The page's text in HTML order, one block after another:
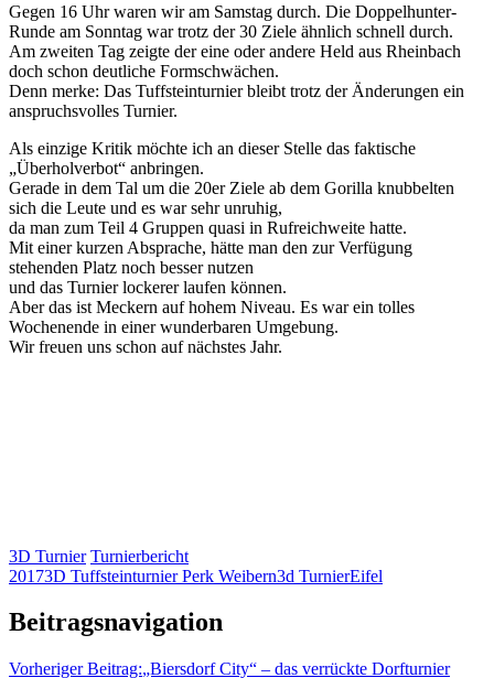
Gegen 16 Uhr waren wir am Samstag durch. Die Doppelhunter-
Runde am Sonntag war trotz der 30 Ziele ähnlich schnell durch.
Am zweiten Tag zeigte der eine oder andere Held aus Rheinbach
doch schon deutliche Formschwächen.
Denn merke: Das Tuffsteinturnier bleibt trotz der Änderungen ein
anspruchsvolles Turnier.
Als einzige Kritik möchte ich an dieser Stelle das faktische
„Überholverbot“ anbringen.
Gerade in dem Tal um die 20er Ziele ab dem Gorilla knubbelten
sich die Leute und es war sehr unruhig,
da man zum Teil 4 Gruppen quasi in Rufreichweite hatte.
Mit einer kurzen Absprache, hätte man den zur Verfügung
stehenden Platz noch besser nutzen
und das Turnier lockerer laufen können.
Aber das ist Meckern auf hohem Niveau. Es war ein tolles
Wochenende in einer wunderbaren Umgebung.
Wir freuen uns schon auf nächstes Jahr.
3D Turnier Turnierbericht
20173D Tuffsteinturnier Perk Weibern3d TurnierEifel
Beitragsnavigation
Vorheriger Beitrag:„Biersdorf City“ – das verrückte Dorfturnier